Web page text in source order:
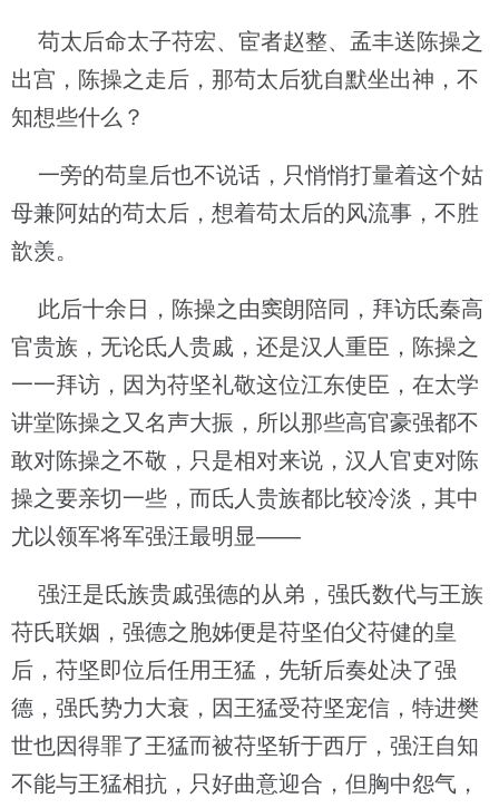
苟太后命太子苻宏、宦者赵整、孟丰送陈操之
出宫，陈操之走后，那苟太后犹自默坐出神，不
知想些什么？
一旁的苟皇后也不说话，只悄悄打量着这个姑
母兼阿姑的苟太后，想着苟太后的风流事，不胜
歆羡。
此后十余日，陈操之由窦朗陪同，拜访氐秦高
官贵族，无论氐人贵戚，还是汉人重臣，陈操之
一一拜访，因为苻坚礼敬这位江东使臣，在太学
讲堂陈操之又名声大振，所以那些高官豪强都不
敢对陈操之不敬，只是相对来说，汉人官吏对陈
操之要亲切一些，而氐人贵族都比较冷淡，其中
尤以领军将军强汪最明显——
强汪是氐族贵戚强德的从弟，强氏数代与王族
苻氏联姻，强德之胞姊便是苻坚伯父苻健的皇
后，苻坚即位后任用王猛，先斩后奏处决了强
德，强氏势力大衰，因王猛受苻坚宠信，特进樊
世也因得罪了王猛而被苻坚斩于西厅，强汪自知
不能与王猛相抗，只好曲意迎合，但胸中怨气，